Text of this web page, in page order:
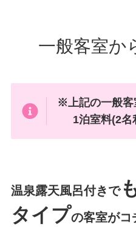
一般客室か
※上記の一般客
1泊室料(2名
温泉露天風呂付きで
タイプの客室がコ